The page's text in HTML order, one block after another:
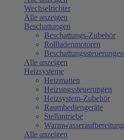
Wechselrichter
Alle anzeigen
Beschattungen
Beschattungs-Zubehör
Rollladenmotoren
Beschattungssteuerungen
Alle anzeigen
Heizsysteme
Heizmatten
Heizungssteuerungen
Heizsystem-Zubehör
Raumbediengeräte
Stellantriebe
Warmwasseraufbereitung
Alle anzeigen